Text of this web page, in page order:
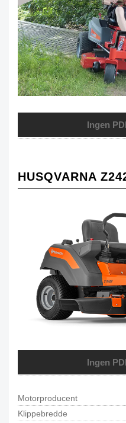
Ingen
HUSQVARNA
Ingen
Motorproducent
Klippebredde